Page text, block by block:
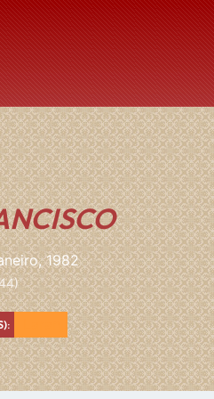
1982
Laranja